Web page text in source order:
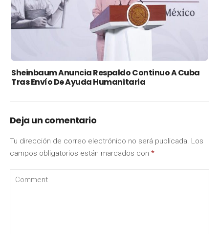
Sheinbaum Anuncia Respaldo Continuo A Cuba
Tras Envío De Ayuda Humanitaria
Deja un comentario
Tu dirección de correo electrónico no será publicada. Los
campos obligatorios están marcados con *